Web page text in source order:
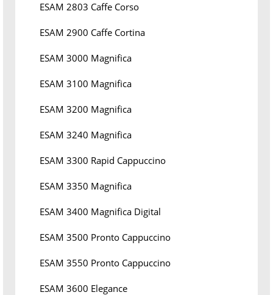
ESAM 2803 Caffe Corso
ESAM 2900 Caffe Cortina
ESAM 3000 Magnifica
ESAM 3100 Magnifica
ESAM 3200 Magnifica
ESAM 3240 Magnifica
ESAM 3300 Rapid Cappuccino
ESAM 3350 Magnifica
ESAM 3400 Magnifica Digital
ESAM 3500 Pronto Cappuccino
ESAM 3550 Pronto Cappuccino
ESAM 3600 Elegance